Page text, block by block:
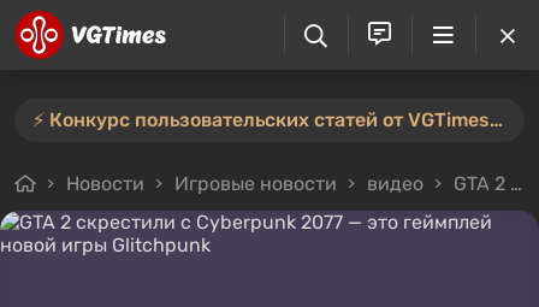
⚡️ Конкурс пользовательских статей от VGTimes продлён — участвуйте тут ⚡️
Новости Игровые новости видео GTA 2 скрестили с Cyberpunk 2077 — это геймплей новой игры Glitchpunk